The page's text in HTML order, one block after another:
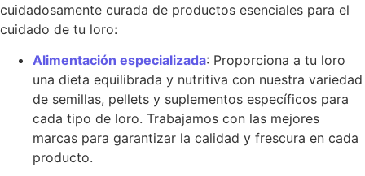
cuidadosamente curada de productos esenciales para el
cuidado de tu loro:
Alimentación especializada: Proporciona a tu loro
una dieta equilibrada y nutritiva con nuestra variedad
de semillas, pellets y suplementos específicos para
cada tipo de loro. Trabajamos con las mejores
marcas para garantizar la calidad y frescura en cada
producto.